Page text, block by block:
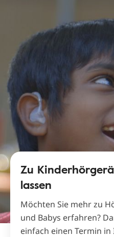
Zu
lassen
Möchten Sie mehr zu
und Babys erfahren?
einfach einen Termin